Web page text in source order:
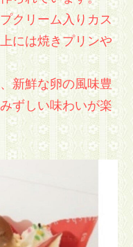
クリーム入りカス
には焼きプリンや
新鮮な卵の風味豊
ずしい味わいが楽